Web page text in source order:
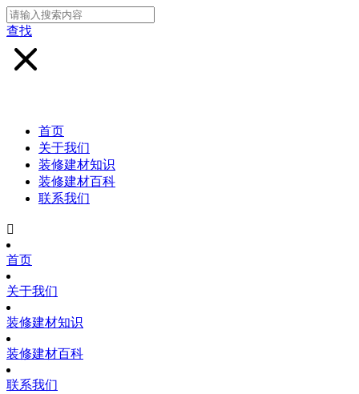
查找
首页
关于我们
装修建材知识
装修建材百科
联系我们

首页
关于我们
装修建材知识
装修建材百科
联系我们